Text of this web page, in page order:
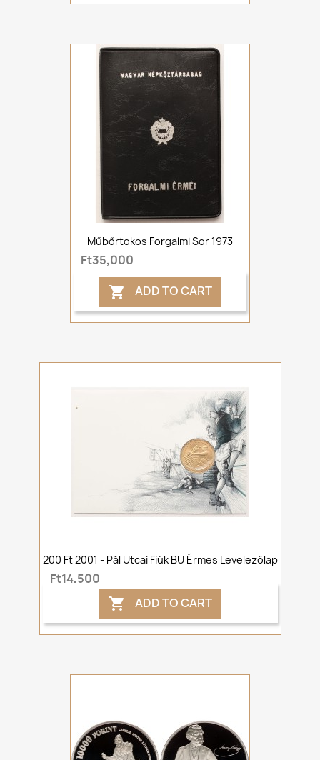
Műbőrtokos Forgalmi Sor 1973
Ft35,000
 ADD TO CART
200 Ft 2001 - Pál Utcai Fiúk BU Érmes Levelezőlap
Ft14,500
 ADD TO CART